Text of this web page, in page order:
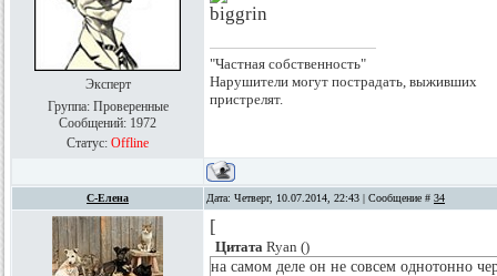
Эксперт
Группа: Проверенные
Сообщений: 1972
Статус: Offline
"Частная собственность"
Нарушители могут пострадать, выживших
пристрелят.
С-Елена Дата: Четверг, 10.07.2014, 22:43 | Сообщение # 34
[
Цитата Ryan ()
на самом деле он не совсем однотонно